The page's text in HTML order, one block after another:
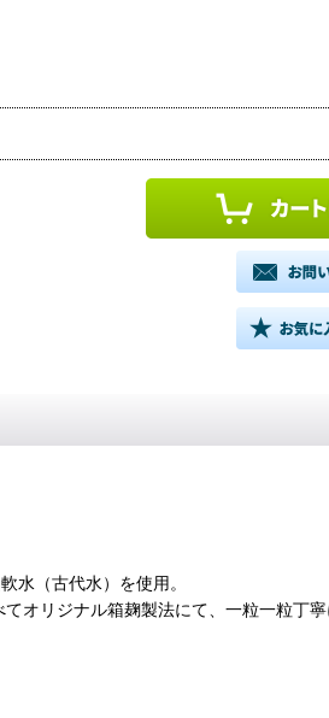
水（古代水）を使用。
オリジナル箱麹製法にて、一粒一粒丁寧